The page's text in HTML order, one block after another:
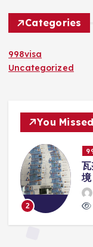
Categories
998visa
Uncategorized
You Missed
3
学